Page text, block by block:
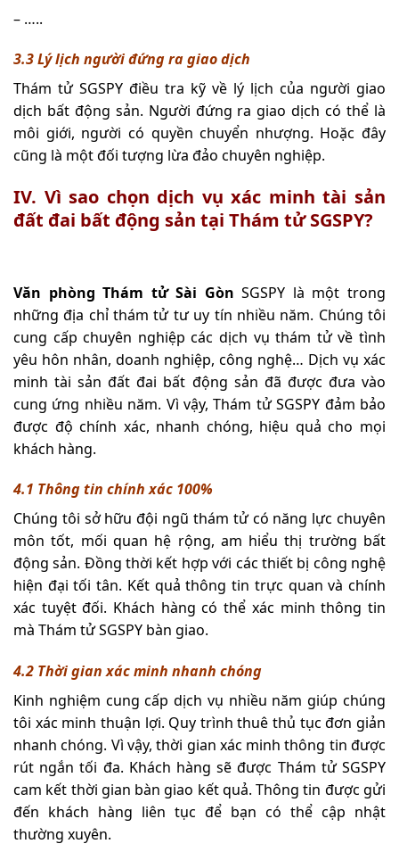
– …..
3.3 Lý lịch người đứng ra giao dịch
Thám tử SGSPY điều tra kỹ về lý lịch của người giao
dịch bất động sản. Người đứng ra giao dịch có thể là
môi giới, người có quyền chuyển nhượng. Hoặc đây
cũng là một đối tượng lừa đảo chuyên nghiệp.
IV. Vì sao chọn dịch vụ xác minh tài sản
đất đai bất động sản tại Thám tử SGSPY?
Văn phòng Thám tử Sài GònSGSPY là một trong
những địa chỉ thám tử tư uy tín nhiều năm. Chúng tôi
cung cấp chuyên nghiệp các dịch vụ thám tử về tình
yêu hôn nhân, doanh nghiệp, công nghệ… Dịch vụ xác
minh tài sản đất đai bất động sản đã được đưa vào
cung ứng nhiều năm. Vì vậy, Thám tử SGSPY đảm bảo
được độ chính xác, nhanh chóng, hiệu quả cho mọi
khách hàng.
4.1 Thông tin chính xác 100%
Chúng tôi sở hữu đội ngũ thám tử có năng lực chuyên
môn tốt, mối quan hệ rộng, am hiểu thị trường bất
động sản. Đồng thời kết hợp với các thiết bị công nghệ
hiện đại tối tân. Kết quả thông tin trực quan và chính
xác tuyệt đối. Khách hàng có thể xác minh thông tin
mà Thám tử SGSPY bàn giao.
4.2 Thời gian xác minh nhanh chóng
Kinh nghiệm cung cấp dịch vụ nhiều năm giúp chúng
tôi xác minh thuận lợi. Quy trình thuê thủ tục đơn giản
nhanh chóng. Vì vậy, thời gian xác minh thông tin được
rút ngắn tối đa. Khách hàng sẽ được Thám tử SGSPY
cam kết thời gian bàn giao kết quả. Thông tin được gửi
đến khách hàng liên tục để bạn có thể cập nhật
thường xuyên.